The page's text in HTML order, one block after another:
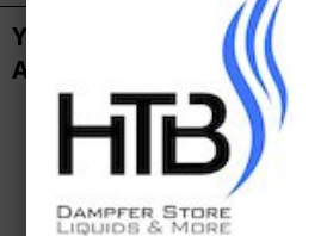
Yeti - Overdosed Mango
Aroma